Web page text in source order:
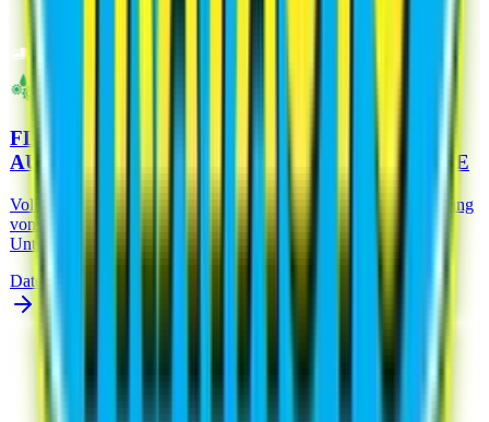
FLOTTEN GETRIEBEÖL-ADDITIV FÜR
AUTOMATIK - UND HANDSCHALTGETRIEBE
Vollsynthetisches Produkt der neuesten Generation zur Behandlung
von Automatik – und Handschaltgetrieben, Zahnrad-,
Untersetzungs- und Differentialgetrieben
Datenblatt Analysieren